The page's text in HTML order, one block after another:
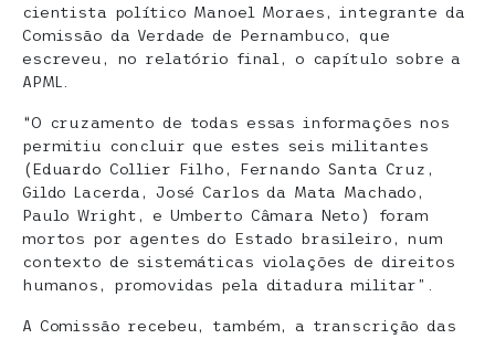
cientista político Manoel Moraes, integrante da
Comissão da Verdade de Pernambuco, que
escreveu, no relatório final, o capítulo sobre a
APML.
“O cruzamento de todas essas informações nos
permitiu concluir que estes seis militantes
(Eduardo Collier Filho, Fernando Santa Cruz,
Gildo Lacerda, José Carlos da Mata Machado,
Paulo Wright, e Umberto Câmara Neto) foram
mortos por agentes do Estado brasileiro, num
contexto de sistemáticas violações de direitos
humanos, promovidas pela ditadura militar”.
A Comissão recebeu, também, a transcrição das